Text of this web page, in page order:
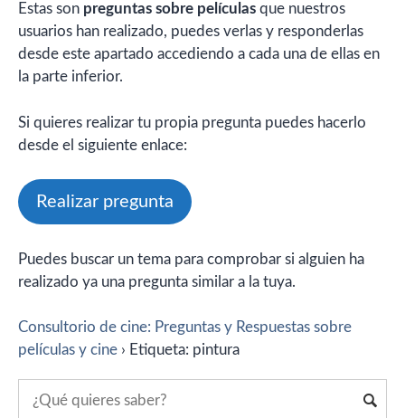
Estas son preguntas sobre películas que nuestros
usuarios han realizado, puedes verlas y responderlas
desde este apartado accediendo a cada una de ellas en
la parte inferior.
Si quieres realizar tu propia pregunta puedes hacerlo
desde el siguiente enlace:
Realizar pregunta
Puedes buscar un tema para comprobar si alguien ha
realizado ya una pregunta similar a la tuya.
Consultorio de cine: Preguntas y Respuestas sobre
películas y cine › Etiqueta: pintura